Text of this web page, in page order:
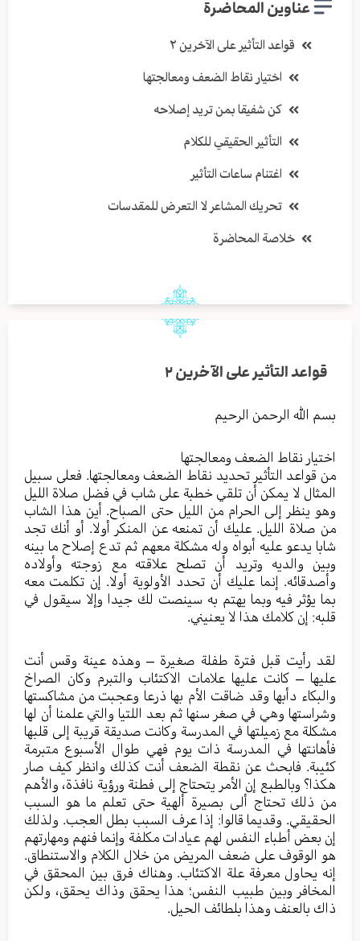
عناوين المحاضرة
قواعد التأثير على الآخرين ٢
اختيار نقاط الضعف ومعالجتها
كن شفيقا بمن تريد إصلاحه
التأثير الحقيقي للكلام
اغتنام ساعات التأثير
تحريك المشاعر لا التعرض للمقدسات
خلاصة المحاضرة
قواعد التأثير على الآخرين ٢
بسم الله الرحمن الرحيم
اختيار نقاط الضعف ومعالجتها
من قواعد التأثير تحديد نقاط الضعف ومعالجتها. فعلى سبيل
المثال لا يمكن أن تلقي خطبة على شاب في فضل صلاة الليل
وهو ينظر إلى الحرام من الليل حتى الصباح. أين هذا الشاب
من صلاة الليل. عليك أن تمنعه عن المنكر أولا. أو أنك تجد
شابا يدعو عليه أبواه وله مشكلة معهم ثم تدع إصلاح ما بينه
وبين والديه وتريد أن تصلح علاقته مع زوجته وأولاده
وأصدقائه. إنما عليك أن تحدد الأولوية أولا. إن تكلمت معه
بما يؤثر فيه وبما يهتم به سينصت لك جيدا وإلا سيقول في
قلبه: إن كلامك هذا لا يعنيني.
لقد رأيت قبل فترة طفلة صغيرة – وهذه عينة وقس أنت
عليها – كانت عليها علامات الاكتئاب والتبرم وكان الصراخ
والبكاء دأبها وقد ضاقت الأم بها ذرعا وعجبت من مشاكستها
وشراستها وهي في صغر سنها ثم بعد اللتيا والتي علمنا أن لها
مشكلة مع زميلتها في المدرسة وكانت صديقة قريبة إلى قلبها
فأهانتها في المدرسة ذات يوم فهي طوال الأسبوع متبرمة
كئيبة. فابحث عن نقطة الضعف أنت كذلك وانظر كيف صار
هكذا؟ وبالطبع إن الأمر يتحتاج إلى فطنة ورؤية نافذة، والأهم
من ذلك تحتاج ألى بصيرة ألهية حتى تعلم ما هو السبب
الحقيقي. وقديما قالوا: إذا عرف السبب بطل العجب. ولذلك
إن بعض أطباء النفس لهم عيادات مكلفة وإنما فنهم ومهارتهم
هو الوقوف على ضعف المريض من خلال الكلام والاستنطاق.
إنه يحاول معرفة علة الاكتئاب. وهناك فرق بين المحقق في
المخافر وبين طبيب النفس؛ هذا يحقق وذاك يحقق، ولكن
ذاك بالعنف وهذا بلطائف الحيل.